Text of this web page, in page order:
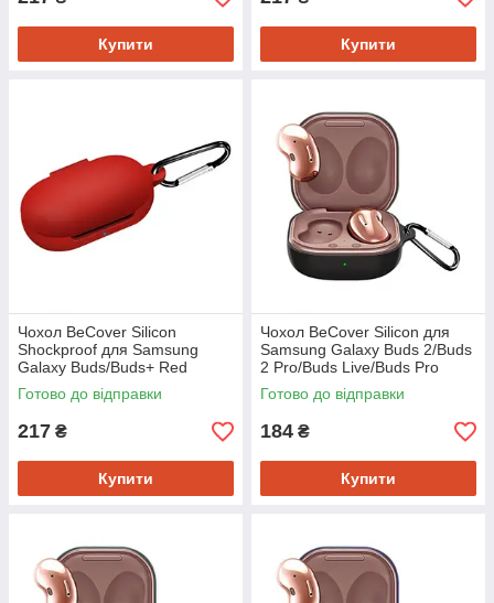
Купити Купити
Чохол BeCover Silicon
Shockproof для Samsung
Galaxy Buds/Buds+ Red
(704665)
Готово до відправки
217 ₴
Купити
Чохол BeCover Silicon для
Samsung Galaxy Buds 2/Buds
2 Pro/Buds Live/Buds Pro
Black (705406)
Готово до відправки
184 ₴
Купити